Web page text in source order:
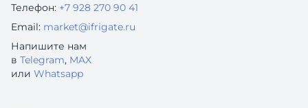
Телефон: +7 928 270 90 41
Email: market@ifrigate.ru
Напишите нам
в Telegram, MAX
или Whatsapp